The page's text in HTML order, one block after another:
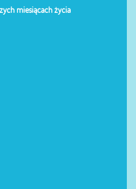
miesiącach życia